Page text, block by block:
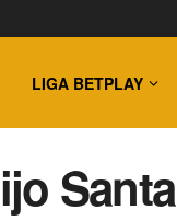
LIGA BETPLAY
Santa